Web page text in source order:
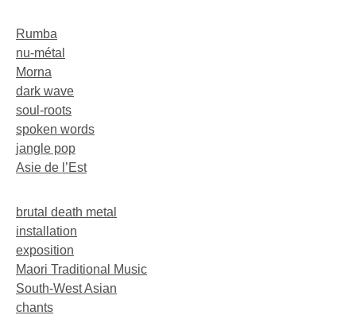
Rumba
nu-métal
Morna
dark wave
soul-roots
spoken words
jangle pop
Asie de l’Est
brutal death metal
installation
exposition
Maori Traditional Music
South-West Asian
chants